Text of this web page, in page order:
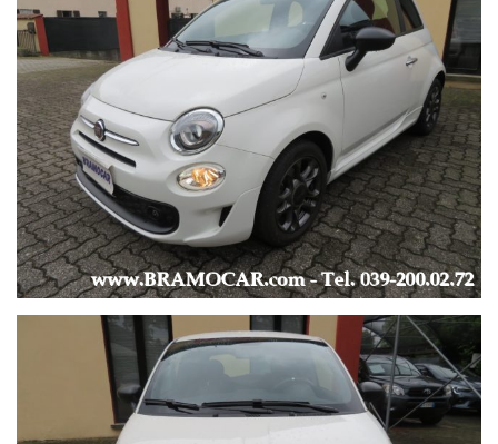
SPECCHIETTI REGOLABILI ELETTRICAMENTE -
START & STOP -
VOLANTE IN PELLE -
-
--- EXTRA ---
-
CERCHI IN LEGA DA 15’’ -
OMOLOGATA 4 POSTI -
RUOTINO DI SCORTA con KIT ATTREZZI -
SEDILI SPORTIVI / SEDILE REGOLABILE IN ALTEZZA -
-
--- MULTIMEDIA ---
-
AUTORADIO ORIGINALE FIAT UCONNECT -
AUTORADIO DAB -
ANDROID AUTO / APPLE CARPLAY -
BLUETOOTH -
COMPUTER DI BORDO -
CONTROLLO VOCALE -